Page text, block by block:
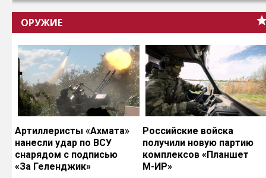
ОРУЖИЕ
Артиллеристы «Ахмата»
нанесли удар по ВСУ
снарядом с подписью
«За Геленджик»
Российские войска
получили новую партию
комплексов «Планшет
М-ИР»